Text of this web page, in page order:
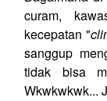
curam,
kecepatan "
sanggup
tidak bisa
Wkwkwkwk...